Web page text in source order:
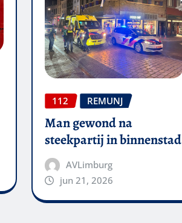
112 REMUNJ
Man gewond na
steekpartij in binnenstad
AVLimburg
jun 21, 2026